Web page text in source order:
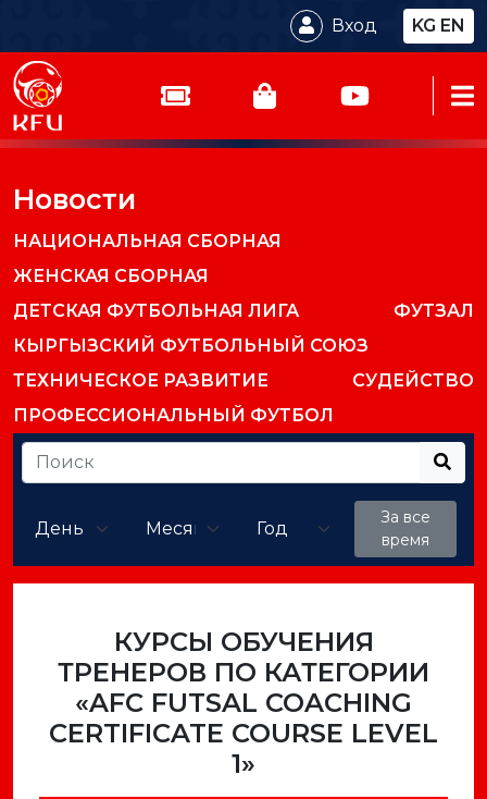
Вход KG EN
Новости
НАЦИОНАЛЬНАЯ СБОРНАЯ
ЖЕНСКАЯ СБОРНАЯ
ДЕТСКАЯ ФУТБОЛЬНАЯ ЛИГА
ФУТЗАЛ
КЫРГЫЗСКИЙ ФУТБОЛЬНЫЙ СОЮЗ
ТЕХНИЧЕСКОЕ РАЗВИТИЕ
СУДЕЙСТВО
ПРОФЕССИОНАЛЬНЫЙ ФУТБОЛ
За все
время
КУРСЫ ОБУЧЕНИЯ
ТРЕНЕРОВ ПО КАТЕГОРИИ
«AFC FUTSAL COACHING
CERTIFICATE COURSE LEVEL
1»